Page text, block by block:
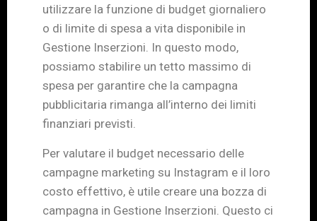
utilizzare la funzione di budget giornaliero
o di limite di spesa a vita disponibile in
Gestione Inserzioni. In questo modo,
possiamo stabilire un tetto massimo di
spesa per garantire che la campagna
pubblicitaria rimanga all’interno dei limiti
finanziari previsti.
Per valutare il budget necessario delle
campagne marketing su Instagram e il loro
costo effettivo, è utile creare una bozza di
campagna in Gestione Inserzioni. Questo ci